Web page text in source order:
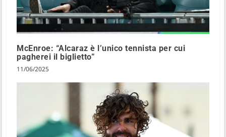
McEnroe: “Alcaraz è l’unico tennista per cui
pagherei il biglietto”
11/06/2025